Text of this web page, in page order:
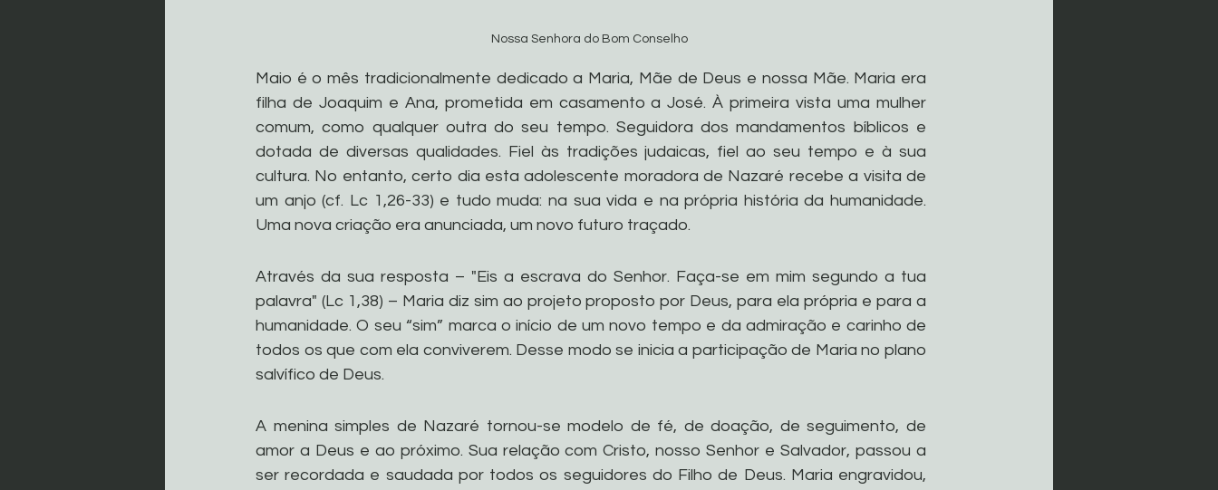
Nossa Senhora do Bom Conselho
Maio é o mês tradicionalmente dedicado a Maria, Mãe de Deus e nossa Mãe. Maria era
filha de Joaquim e Ana, prometida em casamento a José. À primeira vista uma mulher
comum, como qualquer outra do seu tempo. Seguidora dos mandamentos bíblicos e
dotada de diversas qualidades. Fiel às tradições judaicas, fiel ao seu tempo e à sua
cultura. No entanto, certo dia esta adolescente moradora de Nazaré recebe a visita de
um anjo (cf. Lc 1,26-33) e tudo muda: na sua vida e na própria história da humanidade.
Uma nova criação era anunciada, um novo futuro traçado.
Através da sua resposta – "Eis a escrava do Senhor. Faça-se em mim segundo a tua
palavra" (Lc 1,38) – Maria diz sim ao projeto proposto por Deus, para ela própria e para a
humanidade. O seu “sim” marca o início de um novo tempo e da admiração e carinho de
todos os que com ela conviverem. Desse modo se inicia a participação de Maria no plano
salvífico de Deus.
A menina simples de Nazaré tornou-se modelo de fé, de doação, de seguimento, de
amor a Deus e ao próximo. Sua relação com Cristo, nosso Senhor e Salvador, passou a
ser recordada e saudada por todos os seguidores do Filho de Deus. Maria engravidou,